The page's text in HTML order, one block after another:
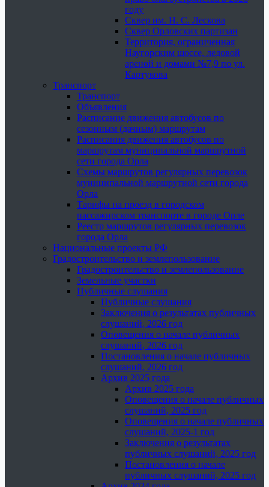
году
Сквер им. Н. С. Лескова
Сквер Орловских партизан
Территория, ограниченная
Наугорским шоссе, ледовой
ареной и домами №7,9 по ул.
Картукова
Транспорт
Транспорт
Объявления
Расписание движения автобусов по
сезонным (дачным) маршрутам
Расписания движения автобусов по
маршрутам муниципальной маршрутной
сети города Орла
Схемы маршрутов регулярных перевозок
муниципальной маршрутной сети города
Орла
Тарифы на проезд в городском
пассажирском транспорте в городе Орле
Реестр маршрутов регулярных перевозок
города Орла
Национальные проекты РФ
Градостроительство и землепользование
Градостроительство и землепользование
Земельные участки
Публичные слушания
Публичные слушания
Заключения о результатах публичных
слушаний, 2026 год
Оповещения о начале публичных
слушаний, 2026 год
Постановления о начале публичных
слушаний, 2026 год
Архив 2025 года
Архив 2025 года
Оповещения о начале публичных
слушаний, 2025 год
Оповещения о начале публичных
слушаний, 2025-1 год
Заключения о результатах
публичных слушаний, 2025 год
Постановления о начале
публичных слушаний, 2025 год